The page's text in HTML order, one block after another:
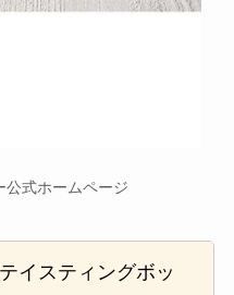
公式ホームページ
イスティングボッ